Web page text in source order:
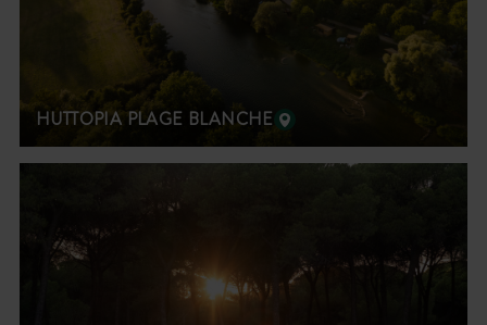
HUTTOPIA PLAGE BLANCHE